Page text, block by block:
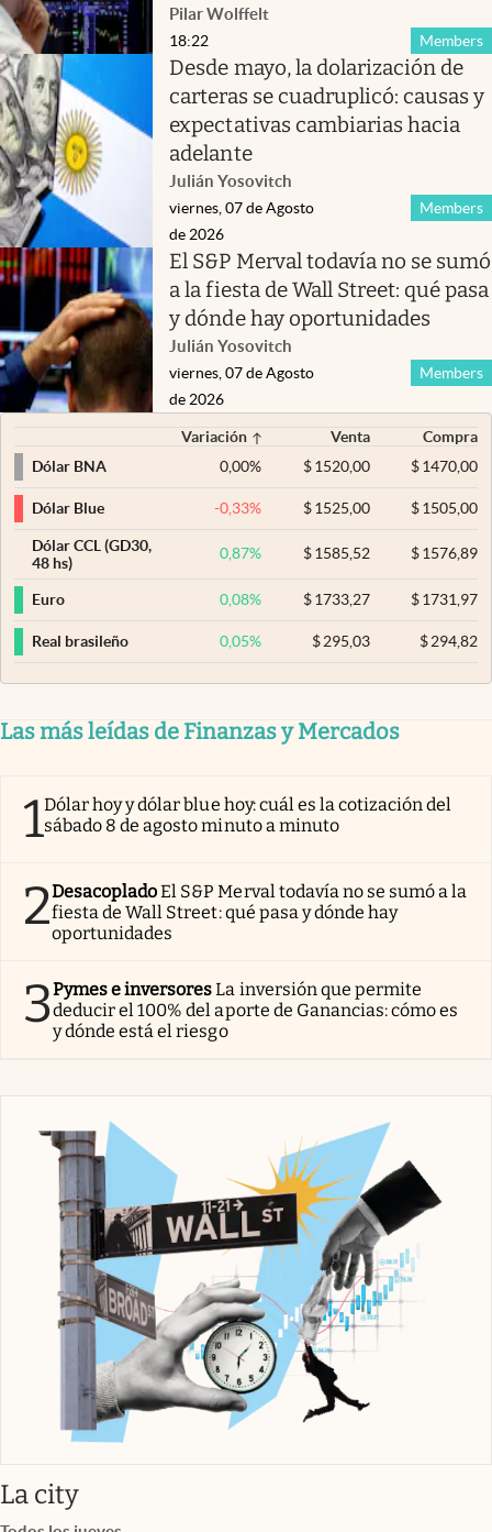
Pilar Wolffelt
Members
18:22
Desde mayo, la dolarización de
carteras se cuadruplicó: causas y
expectativas cambiarias hacia
adelante
Julián Yosovitch
Members
viernes, 07 de Agosto
de 2026
El S&P Merval todavía no se sumó
a la fiesta de Wall Street: qué pasa
y dónde hay oportunidades
Julián Yosovitch
Members
viernes, 07 de Agosto
de 2026
Variación Venta
Compra
Dólar BNA
0,00% $ 1520,00 $1470,00
Dólar Blue -0,33% $ 1525,00 $1505,00
Dólar CCL (GD30,
48 hs)
0,87% $ 1585,52 $1576,89
Euro 0,08% $ 1733,27 $1731,97
Real brasileño 0,05% $ 295,03 $294,82
Las más leídas de Finanzas y Mercados
1Dólar hoy y dólar blue hoy: cuál es la cotización del
sábado 8 de agosto minuto a minuto
2DesacopladoEl S&P Merval todavía no se sumó a la
fiesta de Wall Street: qué pasa y dónde hay
oportunidades
3Pymes e inversoresLa inversión que permite
deducir el 100% del aporte de Ganancias: cómo es
y dónde está el riesgo
La cityabre en nueva pestaña